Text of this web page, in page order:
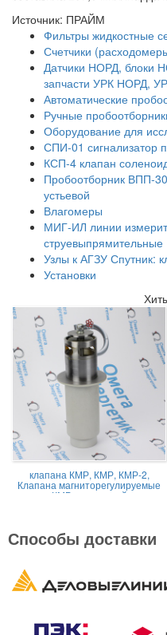
Источник: ПРАЙМ
Фильтры жидкостные
Счетчики
Датчики НОРД, блоки
запчасти УРК НОРД,
Автоматические
Ручные
Оборудование для
СПИ-01 сигнализатор
КСП-4 клапан
Пробоотборник ВПП-
устьевой
Влагомеры
МИГ-ИЛ линии
струевыпрямительные
Узлы к АГЗУ Спутник:
Установки
клапана КМР, КМР, КМР-2,
Клапана магниторегулируемые
КМР жидкостной
Способы доставки